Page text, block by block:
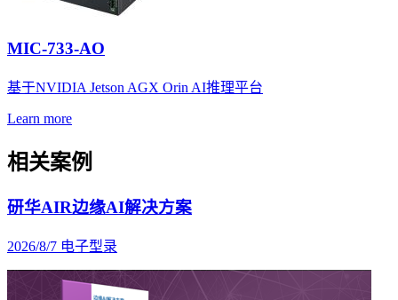
MIC-733-AO
基于NVIDIA Jetson AGX Orin AI推理平台
Learn more
相关案例
研华AIR边缘AI解决方案
2026/8/7 电子型录